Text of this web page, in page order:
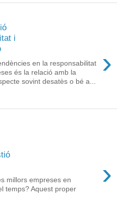
i
›
en la responsabilitat
és la relació amb la
sovint desatès o bé a...
›
millors empreses en
temps? Aquest proper